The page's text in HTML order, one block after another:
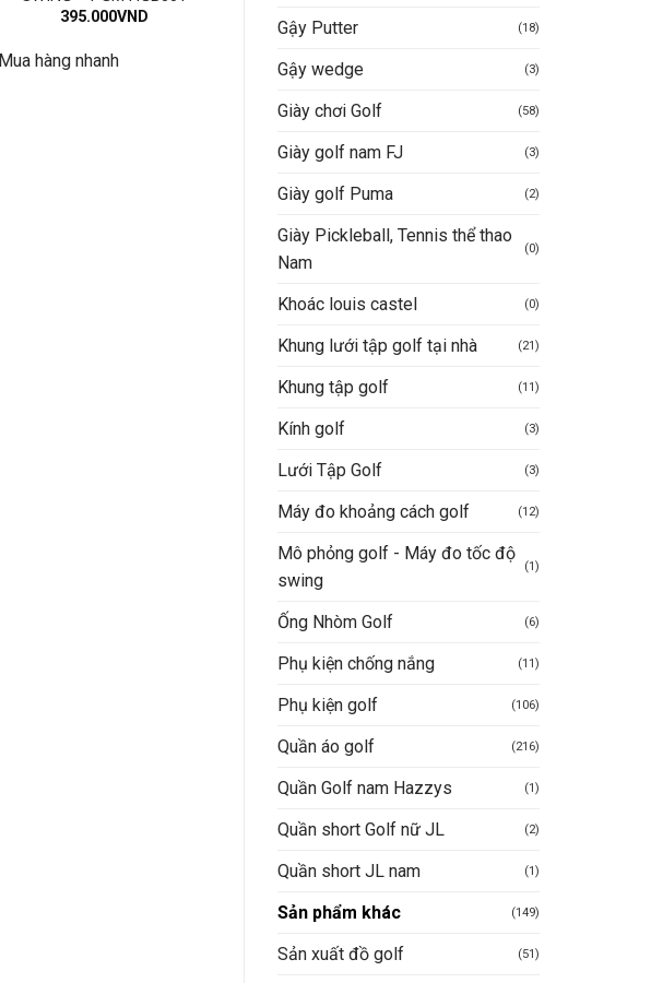
Gậy Putter (18)
Gậy wedge (3)
Giày chơi Golf (58)
Giày golf nam FJ (3)
Giày golf Puma (2)
Giày Pickleball, Tennis thể thao
Nam
(0)
Khoác louis castel (0)
Khung lưới tập golf tại nhà (21)
Khung tập golf (11)
Kính golf (3)
Lưới Tập Golf (3)
Máy đo khoảng cách golf (12)
Mô phỏng golf - Máy đo tốc độ
swing
(1)
Ống Nhòm Golf (6)
Phụ kiện chống nắng (11)
Phụ kiện golf (106)
Quần áo golf (216)
Quần Golf nam Hazzys (1)
Quần short Golf nữ JL (2)
Quần short JL nam (1)
Sản phẩm khác (149)
Sản xuất đồ golf (51)
395.000VND
Mua hàng nhanh
4.495.000VND
1.450.000
Mua hàng nhanh